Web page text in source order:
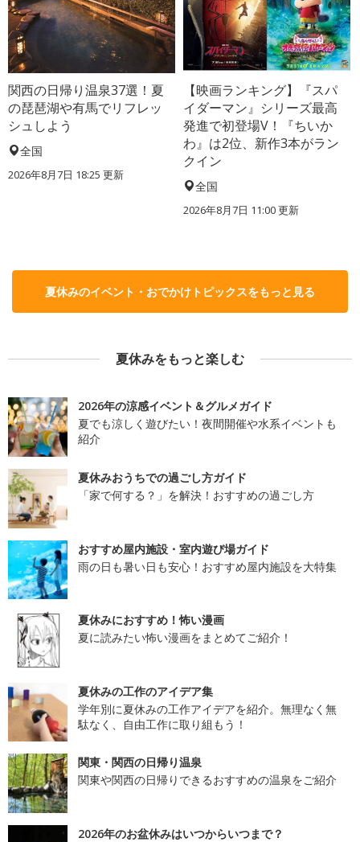
関西の日帰り温泉37選！夏
の琵琶湖や有馬でリフレッ
シュしよう
全国
2026年8月7日 18:25 更新
【映画ランキング】『スパ
イダーマン』シリーズ最高
発進で初登場V！『ちいか
わ』は2位、新作3本がラン
クイン
全国
2026年8月7日 11:00更新
夏休みのイベント・おでかけトピックスをもっと見る
夏休みをもっと楽しむ
2026年の涼感イベント＆グルメガイド
夏でも涼しく遊びたい！夜間開催や水系イベントも
紹介
夏休みおうちでの過ごし方ガイド
「家で何する？」を解決！おすすめの過ごし方
おすすめ屋内施設・室内遊び場ガイド
雨の日も暑い日も安心！おすすめ屋内施設を大特集
夏休みにおすすめ！怖い漫画
夏に読みたい怖い漫画をまとめてご紹介！
夏休みの工作のアイデア集
学年別に夏休みの工作アイデアを紹介。無理なく無
駄なく、自由工作に取り組もう！
関東・関西の日帰り温泉
関東や関西の日帰りできるおすすめの温泉をご紹介
2026年のお盆休みはいつからいつまで？